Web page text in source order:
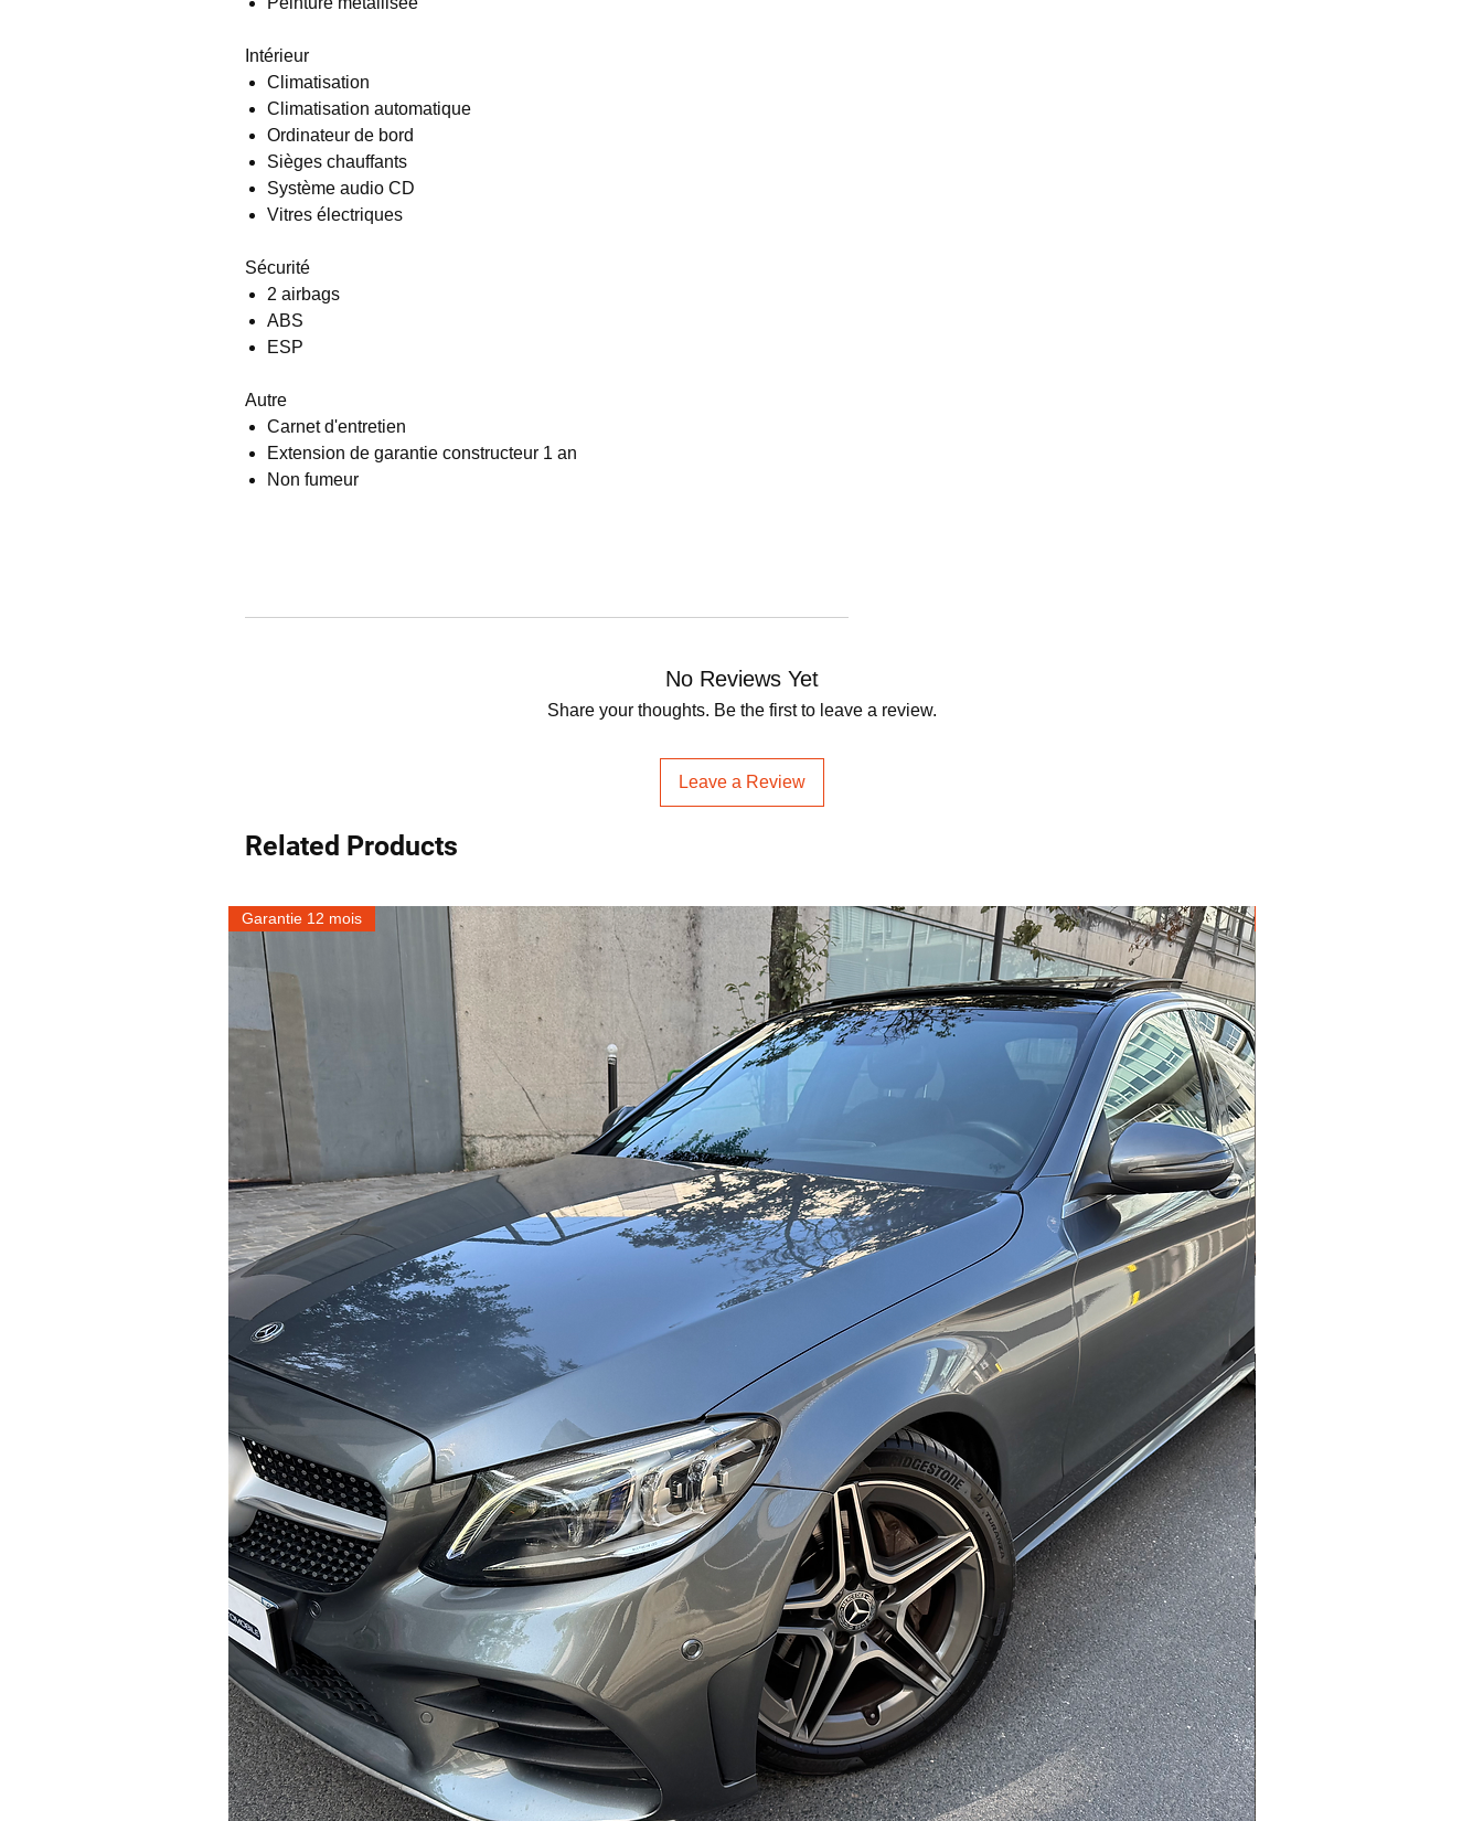
Intérieur
Climatisation
Climatisation automatique
Ordinateur de bord
Sièges chauffants
Système audio CD
Vitres électriques
Sécurité
2 airbags
ABS
ESP
Autre
Carnet d'entretien
Extension de garantie constructeur 1 an
Non fumeur
No Reviews Yet
Share your thoughts. Be the first to leave a review.
Leave a Review
Related Products
Garantie 12 mois